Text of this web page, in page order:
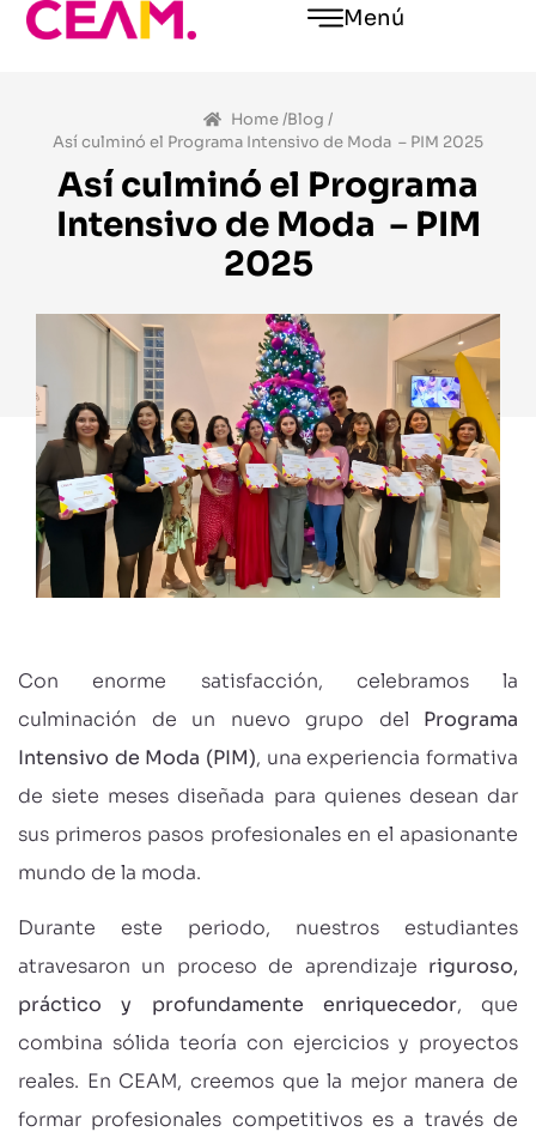
Menú
Home /Blog /
Así culminó el Programa Intensivo de Moda – PIM 2025
Así culminó el Programa
Intensivo de Moda – PIM
2025
Con enorme satisfacción, celebramos la
culminación de un nuevo grupo del Programa
Intensivo de Moda (PIM), una experiencia formativa
de siete meses diseñada para quienes desean dar
sus primeros pasos profesionales en el apasionante
mundo de la moda.
Durante este periodo, nuestros estudiantes
atravesaron un proceso de aprendizaje riguroso,
práctico y profundamente enriquecedor, que
combina sólida teoría con ejercicios y proyectos
reales. En CEAM, creemos que la mejor manera de
formar profesionales competitivos es a través de